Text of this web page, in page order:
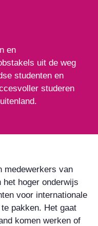
en
uit de weg
studenten en
studeren
medewerkers van
hoger onderwijs
voor internationale
pakken. Het gaat
komen werken of